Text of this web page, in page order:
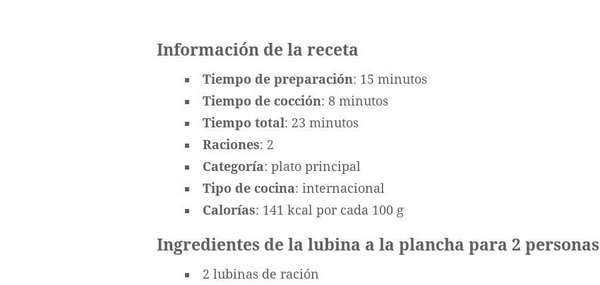
Información de la receta
Tiempo de preparación: 15 minutos
Tiempo de cocción: 8 minutos
Tiempo total: 23 minutos
Raciones: 2
Categoría: plato principal
Tipo de cocina: internacional
Calorías: 141 kcal por cada 100 g
Ingredientes de la lubina a la plancha para 2 personas
2 lubinas de ración